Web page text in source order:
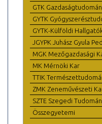
GTK
GYTK
GYTK-Külföldi
JGYPK Juhász Gyula
MGK Mezőgazdasági
MK Mérnöki Kar
TTIK
ZMK Zeneművészeti
SZTE Szegedi
Összegyetemi